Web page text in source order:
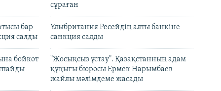
сұраған
бар
салды
Ұлыбритания Ресейдің алты банкіне
санкция салды
бойкот
"Жосықсыз ұстау". Қазақстанның адам
құқығы бюросы Ермек Нарымбаев
жайлы мәлімдеме жасады